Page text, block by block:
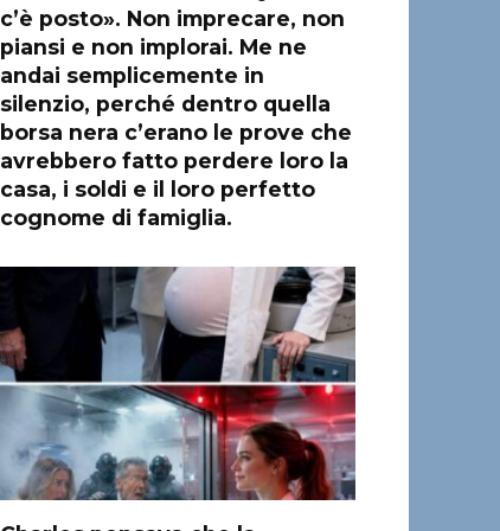
c’è posto». Non imprecare, non
piansi e non implorai. Me ne
andai semplicemente in
silenzio, perché dentro quella
borsa nera c’erano le prove che
avrebbero fatto perdere loro la
casa, i soldi e il loro perfetto
cognome di famiglia.